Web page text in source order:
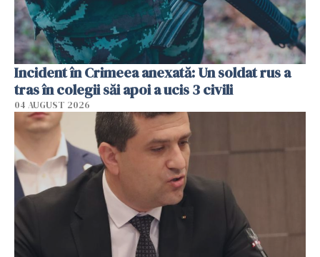
Incident în Crimeea anexată: Un soldat rus a
tras în colegii săi apoi a ucis 3 civili
04 AUGUST 2026